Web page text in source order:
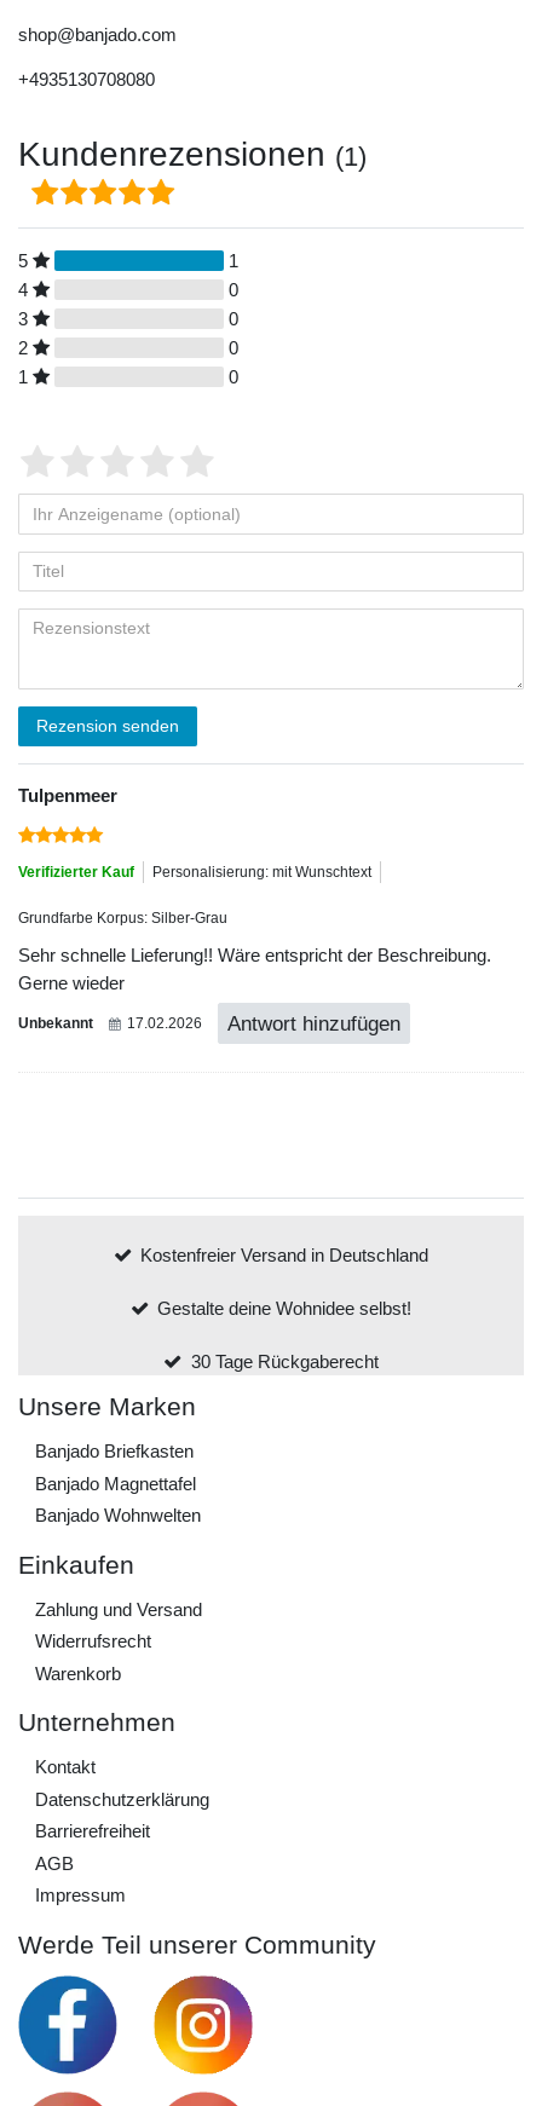
shop@banjado.com
+4935130708080
Kundenrezensionen (1)
5
1
4
0
3
0
2
0
1
0
Rezension senden
Tulpenmeer
Verifizierter Kauf Personalisierung: mit Wunschtext
Grundfarbe Korpus: Silber-Grau
Sehr schnelle Lieferung!! Wäre entspricht der Beschreibung.
Gerne wieder
Unbekannt 17.02.2026 Antwort hinzufügen
Kostenfreier Versand in Deutschland
Gestalte deine Wohnidee selbst!
30 Tage Rückgaberecht
Unsere Marken
Banjado Briefkasten
Banjado Magnettafel
Banjado Wohnwelten
Einkaufen
Zahlung und Versand
Widerrufs­recht
Warenkorb
Unternehmen
Kontakt
Daten­schutz­erklärung
Barrierefreiheit
AGB
Impressum
Werde Teil unserer Community